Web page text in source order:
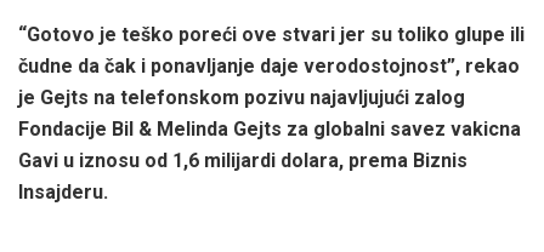
“Gotovo je teško poreći ove stvari jer su toliko glupe ili
čudne da čak i ponavljanje daje verodostojnost”, rekao
je Gejts na telefonskom pozivu najavljujući zalog
Fondacije Bil & Melinda Gejts za globalni savez vakicna
Gavi u iznosu od 1,6 milijardi dolara, prema Biznis
Insajderu.